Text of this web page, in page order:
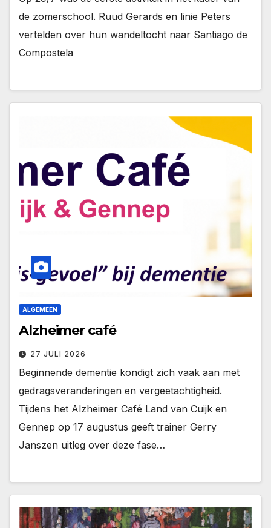
de zomerschool. Ruud Gerards en linie Peters
vertelden over hun wandeltocht naar Santiago de
Compostela
ALGEMEEN
Alzheimer café
27 JULI 2026
Beginnende dementie kondigt zich vaak aan met
gedragsveranderingen en vergeetachtigheid.
Tijdens het Alzheimer Café Land van Cuijk en
Gennep op 17 augustus geeft trainer Gerry
Janszen uitleg over deze fase…